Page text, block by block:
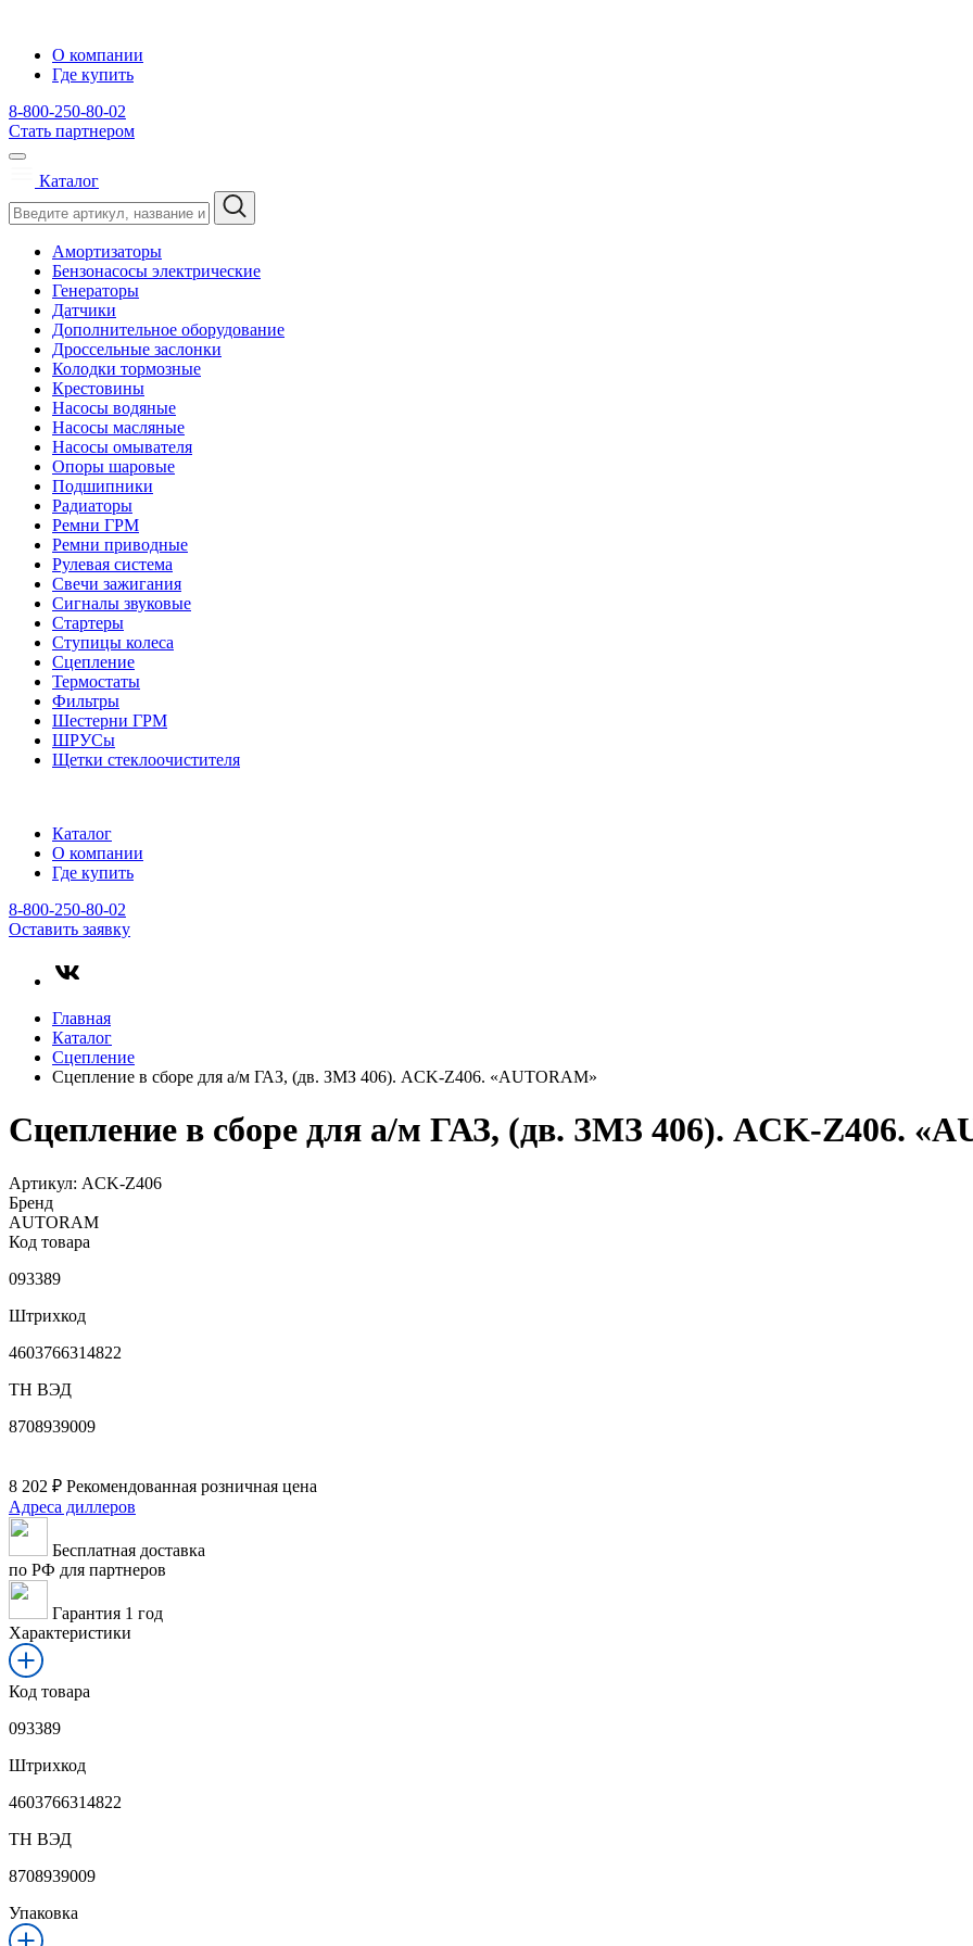
О компании
Где купить
8-800-250-80-02
Стать партнером
Каталог
Амортизаторы
Бензонасосы электрические
Генераторы
Датчики
Дополнительное оборудование
Дроссельные заслонки
Колодки тормозные
Крестовины
Насосы водяные
Насосы масляные
Насосы омывателя
Опоры шаровые
Подшипники
Радиаторы
Ремни ГРМ
Ремни приводные
Рулевая система
Свечи зажигания
Сигналы звуковые
Стартеры
Ступицы колеса
Сцепление
Термостаты
Фильтры
Шестерни ГРМ
ШРУСы
Щетки стеклоочистителя
Каталог
О компании
Где купить
8-800-250-80-02
Оставить заявку
Главная
Каталог
Сцепление
Сцепление в сборе для а/м ГАЗ, (дв. ЗМЗ 406). ACK-Z406. «AUTORAM»
Сцепление в сборе для а/м ГАЗ, (дв. ЗМЗ 406). ACK-Z406.
Артикул: ACK-Z406
Бренд
AUTORAM
Код товара
093389
Штрихкод
4603766314822
ТН ВЭД
8708939009
8 202 ₽ Рекомендованная розничная цена
Адреса диллеров
Бесплатная доставка
по РФ для партнеров
Гарантия 1 год
Характеристики
Код товара
093389
Штрихкод
4603766314822
ТН ВЭД
8708939009
Упаковка